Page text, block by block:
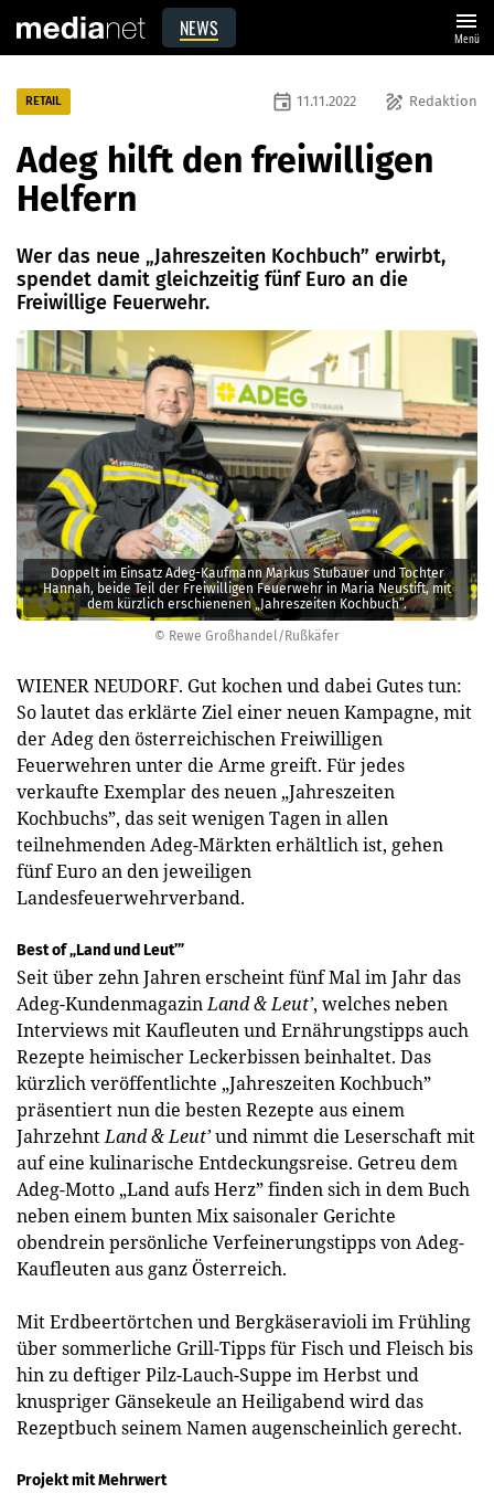
NEWS menu
Menü
© Rewe Großhandel/Rußkäfer
Doppelt im Einsatz Adeg-Kaufmann Markus Stubauer und Tochter
Hannah, beide Teil der Freiwilligen Feuerwehr in Maria Neustift, mit
dem kürzlich erschienenen „Jahreszeiten Kochbuch”.
RETAIL draw Redaktion
event 11.11.2022
Adeg hilft den freiwilligen
Helfern
Wer das neue „Jahreszeiten Kochbuch” erwirbt,
spendet damit gleichzeitig fünf Euro an die
Freiwillige Feuerwehr.
WIENER NEUDORF. Gut kochen und dabei Gutes tun:
So lautet das erklärte Ziel einer neuen Kampagne, mit
der Adeg den österreichischen Freiwilligen
Feuerwehren unter die Arme greift. Für jedes
verkaufte Exemplar des neuen „Jahreszeiten
Kochbuchs”, das seit wenigen Tagen in allen
teilnehmenden Adeg-Märkten erhältlich ist, gehen
fünf Euro an den jeweiligen
Landesfeuerwehrverband.
Best of „Land und Leut’”
Seit über zehn Jahren erscheint fünf Mal im Jahr das
Adeg-KundenmagazinLand & Leut’, welches neben
Interviews mit Kaufleuten und Ernährungstipps auch
Rezepte heimischer Leckerbissen beinhaltet. Das
kürzlich veröffentlichte „Jahreszeiten Kochbuch”
präsentiert nun die besten Rezepte aus einem
JahrzehntLand & Leut’und nimmt die Leserschaft mit
auf eine kulinarische Entdeckungsreise. Getreu dem
Adeg-Motto „Land aufs Herz” finden sich in dem Buch
neben einem bunten Mix saisonaler Gerichte
obendrein persönliche Verfeinerungstipps von Adeg-
Kaufleuten aus ganz Österreich.
Mit Erdbeertörtchen und Bergkäseravioli im Frühling
über sommerliche Grill-Tipps für Fisch und Fleisch bis
hin zu deftiger Pilz-Lauch-Suppe im Herbst und
knuspriger Gänsekeule an Heiligabend wird das
Rezeptbuch seinem Namen augenscheinlich gerecht.
Projekt mit Mehrwert